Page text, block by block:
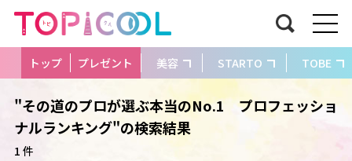
トップ プレゼント 美容 STARTO TOBE
"その道のプロが選ぶ本当のNo.1 プロフェッショ
ナルランキング"の検索結果
1 件